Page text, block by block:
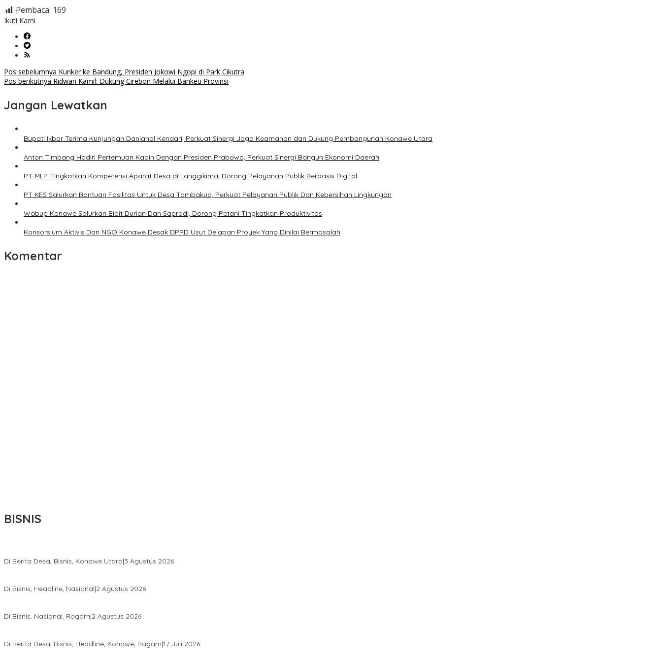
Pembaca: 169
Ikuti Kami
Navigasi
Pos sebelumnya Kunker ke Bandung, Presiden Jokowi Ngopi di Park Cikutra
Pos berikutnya Ridwan Kamil: Dukung Cirebon Melalui Bankeu Provinsi
Jangan Lewatkan
Bupati Ikbar Terima Kunjungan Danlanal Kendari, Perkuat Sinergi Jaga Keamanan dan Dukung Pembangunan Konawe Utara
Anton Timbang Hadiri Pertemuan Kadin Dengan Presiden Prabowo, Perkuat Sinergi Bangun Ekonomi Daerah
PT MLP Tingkatkan Kompetensi Aparat Desa di Langgikima, Dorong Pelayanan Publik Berbasis Digital
PT KES Salurkan Bantuan Fasilitas Untuk Desa Tambakua, Perkuat Pelayanan Publik Dan Kebersihan Lingkungan
Wabup Konawe Salurkan Bibit Durian Dan Saprodi, Dorong Petani Tingkatkan Produktivitas
Konsorsium Aktivis Dan NGO Konawe Desak DPRD Usut Delapan Proyek Yang Dinilai Bermasalah
Komentar
BISNIS
Di Berita Desa, Bisnis, Konawe Utara|3 Agustus 2026
Di Bisnis, Headline, Nasional|2 Agustus 2026
Di Bisnis, Nasional, Ragam|2 Agustus 2026
Di Berita Desa, Bisnis, Headline, Konawe, Ragam|17 Juli 2026